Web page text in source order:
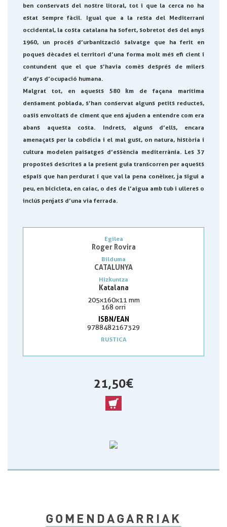
ben conservats del nostre litoral, tot i que la cerca no ha
estat sempre fàcil. Igual que a la resta del Mediterrani
occidental, la costa catalana ha sofert, sobretot des del anys
1960, un procés d’urbanització salvatge que ha ferit en
poques dècades el territori d’una forma molt més efi cient i
contundent que el que s’havia comès després de milers
d’anys d’ocupació humana.
Malgrat tot, en aquests 580 km de façana marítima
densament poblada, s’han conservat alguns petits reductes,
oasis envoltats de ciment que ens ajuden a entendre com era
abans aquesta costa. Indrets, alguns d’ells, encara
amenaçats per la cobdícia i el mal gust, on natura, història i
cultura modelen paisatges d’essència mediterrània. Les 37
propostes descrites a la present guia transcorren per aquests
espais que han perdurat i que val la pena conèixer, ja sigui a
peu, en bicicleta, en caiac, o des de l’aigua amb tub i ulleres o
inclús penjats d’una via ferrada.
Egilea
Roger Rovira
Bilduma
CATALUNYA
Hizkuntza
Katalana
205x160x11 mm
168 orri
ISBN/EAN
9788482167329
RUSTICA
21,50 €
GOMENDAGARRIAK